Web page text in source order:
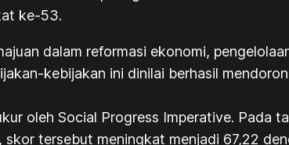
ke-53.
dalam reformasi ekonomi,
kebijakan ini dinilai berhasil
oleh Social Progress Imperative. Pada
tersebut meningkat menjadi 67,22